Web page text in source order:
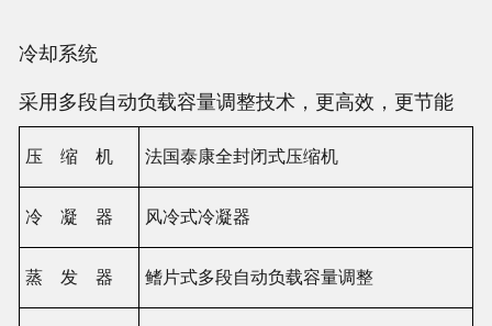
冷却系统
采用多段自动负载容量调整技术，更高效，更节能
压 缩机 法国泰康全封闭式压缩机
冷 凝 器 风冷式冷凝器
蒸 发器 鳍片式多段自动负载容量调整